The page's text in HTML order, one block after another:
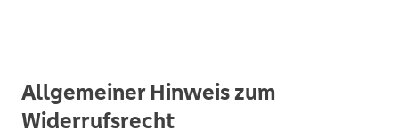
Allgemeiner Hinweis zum
Widerrufsrecht